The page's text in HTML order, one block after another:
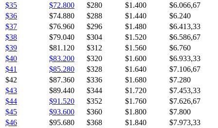
$35
$72.800 $280 $1.400
$6.066,67
$36
$74.880 $288 $1.440
$6.240
$37
$76.960 $296 $1.480
$6.413,33
$38
$79.040 $304 $1.520
$6.586,67
$39
$81.120 $312 $1.560
$6.760
$40
$83.200 $320 $1.600
$6.933,33
$41
$85.280 $328 $1.640
$7.106,67
$42
$87.360 $336 $1.680
$7.280
$43
$89.440 $344 $1.720
$7.453,33
$44
$91.520 $352 $1.760
$7.626,67
$45
$93.600 $360 $1.800
$7.800
$46
$95.680 $368 $1.840
$7.973,33